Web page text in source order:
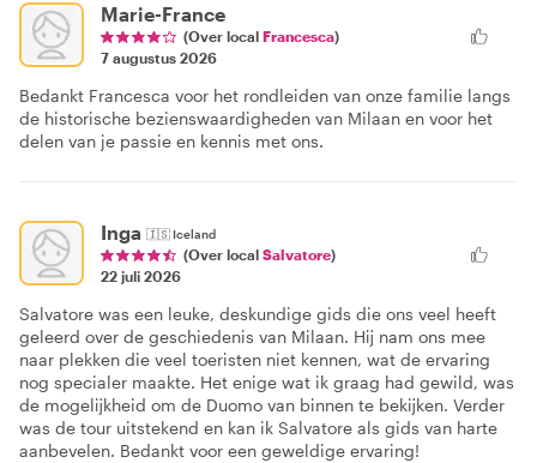
Marie-France
(Over local Francesca)
7 augustus 2026
Bedankt Francesca voor het rondleiden van onze familie langs
de historische bezienswaardigheden van Milaan en voor het
delen van je passie en kennis met ons.
Inga 🇮🇸Iceland
(Over local Salvatore)
22 juli 2026
Salvatore was een leuke, deskundige gids die ons veel heeft
geleerd over de geschiedenis van Milaan. Hij nam ons mee
naar plekken die veel toeristen niet kennen, wat de ervaring
nog specialer maakte. Het enige wat ik graag had gewild, was
de mogelijkheid om de Duomo van binnen te bekijken. Verder
was de tour uitstekend en kan ik Salvatore als gids van harte
aanbevelen. Bedankt voor een geweldige ervaring!